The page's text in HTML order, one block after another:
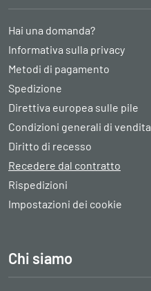
Hai una domanda?
Informativa sulla privacy
Metodi di pagamento
Spedizione
Direttiva europea sulle pile
Condizioni generali di vendita
Diritto di recesso
Recedere dal contratto
Rispedizioni
Impostazioni dei cookie
Chi siamo